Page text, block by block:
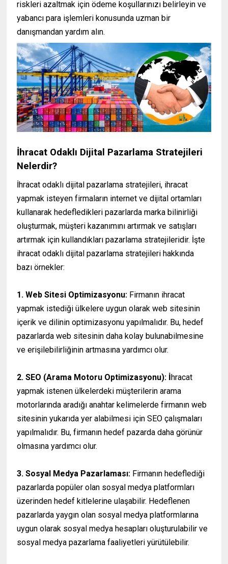
riskleri azaltmak için ödeme koşullarınızı belirleyin ve
yabancı para işlemleri konusunda uzman bir
danışmandan yardım alın.
İhracat Odaklı Dijital Pazarlama Stratejileri
Nelerdir?
İhracat odaklı dijital pazarlama stratejileri, ihracat
yapmak isteyen firmaların internet ve dijital ortamları
kullanarak hedefledikleri pazarlarda marka bilinirliği
oluşturmak, müşteri kazanımını artırmak ve satışları
artırmak için kullandıkları pazarlama stratejileridir. İşte
ihracat odaklı dijital pazarlama stratejileri hakkında
bazı örnekler:
1. Web Sitesi Optimizasyonu: Firmanın ihracat
yapmak istediği ülkelere uygun olarak web sitesinin
içerik ve dilinin optimizasyonu yapılmalıdır. Bu, hedef
pazarlarda web sitesinin daha kolay bulunabilmesine
ve erişilebilirliğinin artmasına yardımcı olur.
2. SEO (Arama Motoru Optimizasyonu): İhracat
yapmak istenen ülkelerdeki müşterilerin arama
motorlarında aradığı anahtar kelimelerde firmanın web
sitesinin yukarıda yer alabilmesi için SEO çalışmaları
yapılmalıdır. Bu, firmanın hedef pazarda daha görünür
olmasına yardımcı olur.
3. Sosyal Medya Pazarlaması: Firmanın hedeflediği
pazarlarda popüler olan sosyal medya platformları
üzerinden hedef kitlelerine ulaşabilir. Hedeflenen
pazarlarda yaygın olan sosyal medya platformlarına
uygun olarak sosyal medya hesapları oluşturulabilir ve
sosyal medya pazarlama faaliyetleri yürütülebilir.